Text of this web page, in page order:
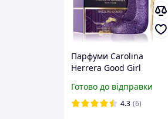
Парфуми Carolina
Herrera Good Girl
(Кароліна Херрера Гуд
Герл Дезлінг Гарден)
Готово до відправки
4.3 (6)